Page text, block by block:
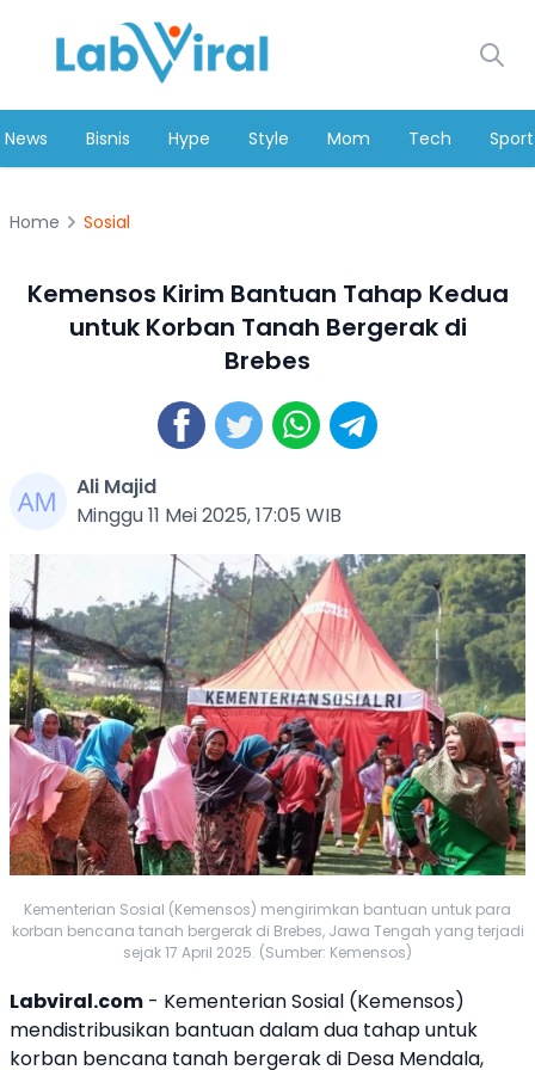
News Bisnis Hype Style Mom Tech Sport
Home Sosial
Kemensos Kirim Bantuan Tahap Kedua
untuk Korban Tanah Bergerak di
Brebes
Ali Majid
Minggu 11 Mei 2025, 17:05 WIB
Kementerian Sosial (Kemensos) mengirimkan bantuan untuk para
korban bencana tanah bergerak di Brebes, Jawa Tengah yang terjadi
sejak 17 April 2025. (Sumber: Kemensos)
Labviral.com - Kementerian Sosial (Kemensos)
mendistribusikan bantuandalam dua tahap untuk
korban bencana tanah bergerakdi Desa Mendala,